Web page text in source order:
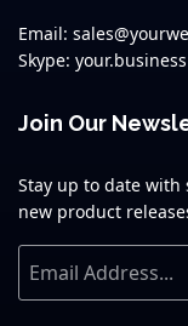
Email:
Skype: your.business
Join Our
Stay up to date
new product